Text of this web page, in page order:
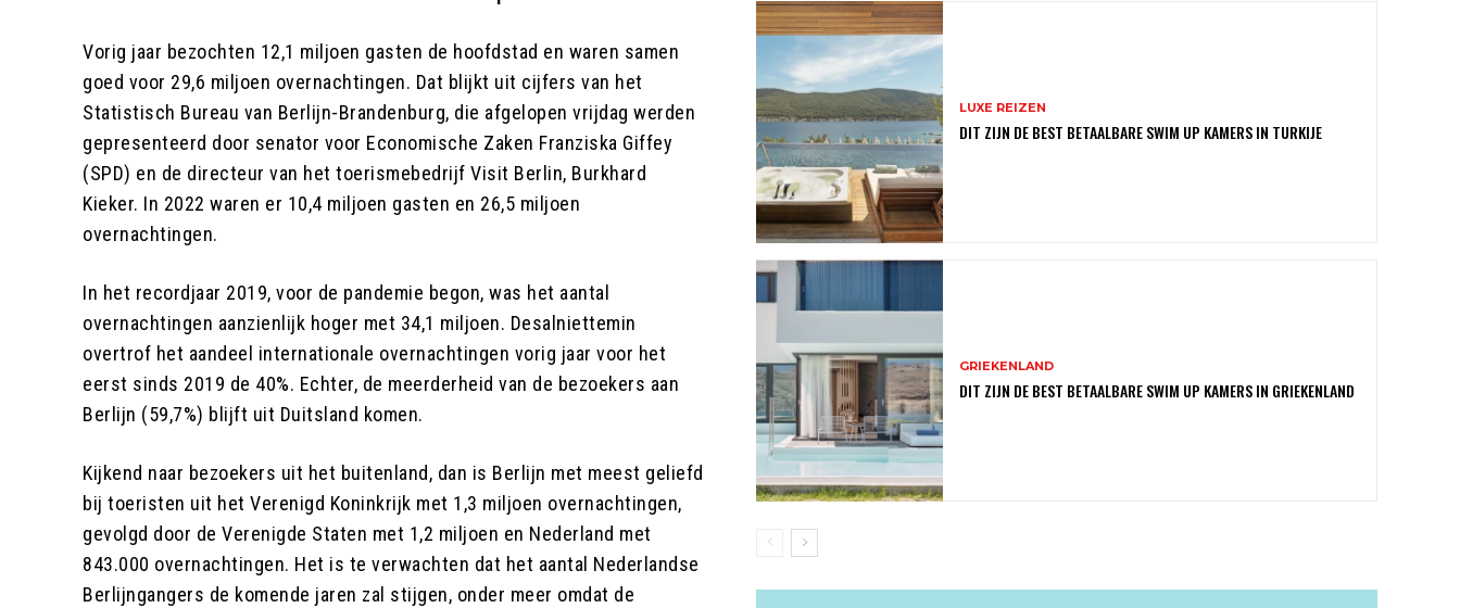
Vorig jaar bezochten 12,1 miljoen gasten de hoofdstad en waren samen
goed voor 29,6 miljoen overnachtingen. Dat blijkt uit cijfers van het
Statistisch Bureau van Berlijn-Brandenburg, die afgelopen vrijdag werden
gepresenteerd door senator voor Economische Zaken Franziska Giffey
(SPD) en de directeur van het toerismebedrijf Visit Berlin, Burkhard
Kieker. In 2022 waren er 10,4 miljoen gasten en 26,5 miljoen
overnachtingen.
In het recordjaar 2019, voor de pandemie begon, was het aantal
overnachtingen aanzienlijk hoger met 34,1 miljoen. Desalniettemin
overtrof het aandeel internationale overnachtingen vorig jaar voor het
eerst sinds 2019 de 40%. Echter, de meerderheid van de bezoekers aan
Berlijn (59,7%) blijft uit Duitsland komen.
Kijkend naar bezoekers uit het buitenland, dan is Berlijn met meest geliefd
bij toeristen uit het Verenigd Koninkrijk met 1,3 miljoen overnachtingen,
gevolgd door de Verenigde Staten met 1,2 miljoen en Nederland met
843.000 overnachtingen. Het is te verwachten dat het aantal Nederlandse
Berlijngangers de komende jaren zal stijgen, onder meer omdat de
LUXE REIZEN
DIT ZIJN DE BEST BETAALBARE SWIM UP KAMERS IN TURKIJE
GRIEKENLAND
DIT ZIJN DE BEST BETAALBARE SWIM UP KAMERS IN GRIEKENLAND